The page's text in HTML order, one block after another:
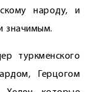
народу, и
значимым.
туркменского
Герцогом